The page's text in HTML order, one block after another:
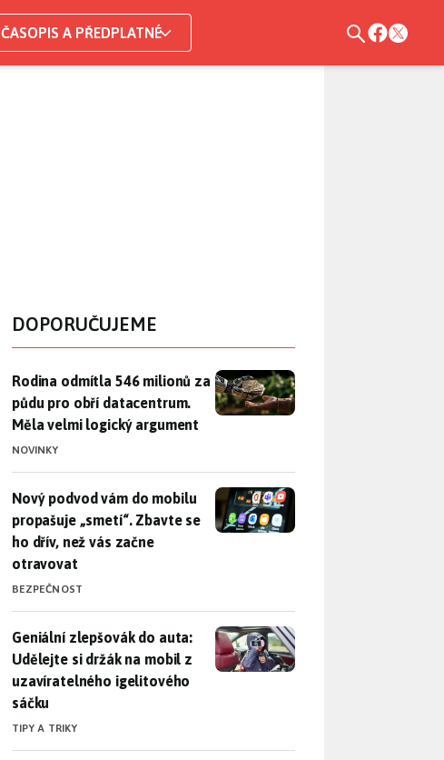
ČASOPIS A PŘEDPLATNÉ
DOPORUČUJEME
Rodina odmítla 546 milionů za půdu pro obří datacentrum. Měla
Rodina odmítla 546 milionů za
půdu pro obří datacentrum.
Měla velmi logický argument
NOVINKY
Nový podvod vám do mobilu propašuje „smetí“. Zbavte se ho dřív,
Nový podvod vám do mobilu
propašuje „smetí“. Zbavte se
ho dřív, než vás začne
otravovat
BEZPEČNOST
Geniální zlepšovák do auta: Udělejte si držák na mobil z
Geniální zlepšovák do auta:
Udělejte si držák na mobil z
uzavíratelného igelitového
sáčku
TIPY A TRIKY